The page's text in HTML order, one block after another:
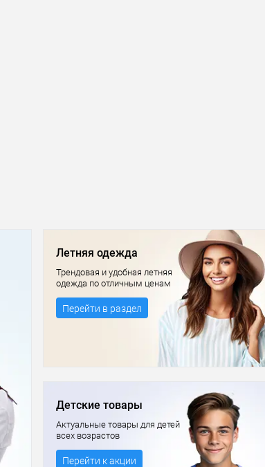
Летняя одежда
Трендовая и удобная летняя
одежда по отличным ценам
Перейти в раздел
Детские товары
Актуальные товары для детей
всех возрастов
Перейти к акции